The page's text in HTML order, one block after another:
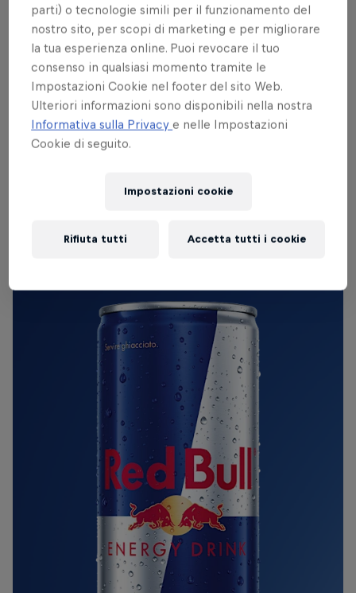
una partnership triennale tra SailGP, il Comune di
Roma e la Regione Lazio.Catamarani F50che
sfreccianoa oltre 100 km/h al largo della costa di
Ostia, con il Colosseo all'orizzonte e la città di Roma
come sfondo:
un palcoscenico che nessun altro
campionato può eguagliare.
RED BULL ORIGINALE
parti) o tecnologie simili per il funzionamento del
nostro sito, per scopi di marketing e per migliorare
la tua esperienza online. Puoi revocare il tuo
consenso in qualsiasi momento tramite le
Impostazioni Cookie nel footer del sito Web.
Ulteriori informazioni sono disponibili nella nostra
Informativa sulla Privacye nelle Impostazioni
Cookie di seguito.
Impostazioni cookie
Rifiuta tutti Accetta tutti i cookie